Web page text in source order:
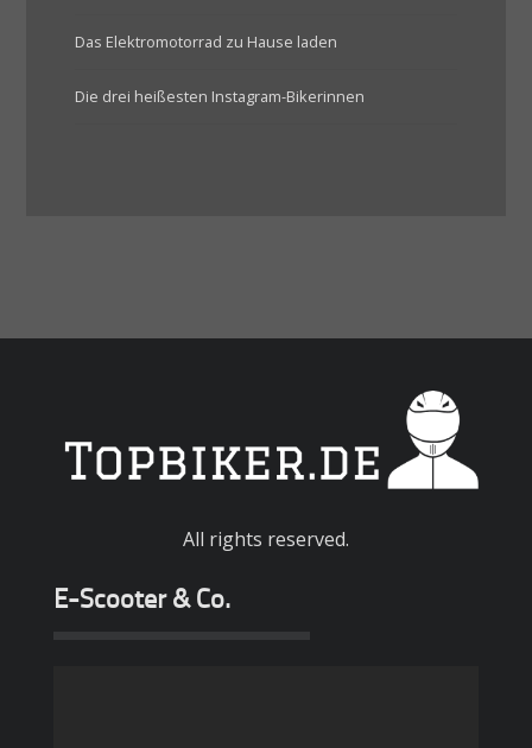
Das Elektromotorrad zu Hause laden
Die drei heißesten Instagram-Bikerinnen
All rights reserved.
E-Scooter & Co.